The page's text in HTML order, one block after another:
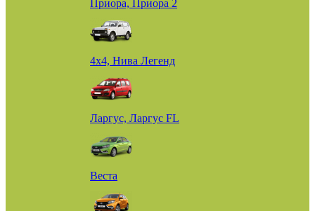
Приора, Приора 2
4х4, Нива Легенд
Ларгус, Ларгус FL
Веста